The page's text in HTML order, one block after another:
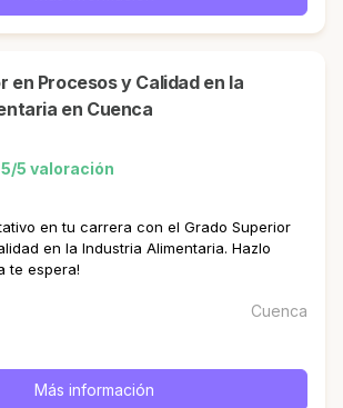
en Cuenca
5/5 valoración
en tu carrera con el Grado Superior
en la Industria Alimentaria. Hazlo
te espera!
Cuenca
Más información